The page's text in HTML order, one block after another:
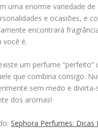
uma enorme variedade de
e ocasiões, e
encontrará
você é.
um perfume “perfeito”
que combina consigo.
sem medo e
dos aromas!
Sephora Perfumes: Dicas